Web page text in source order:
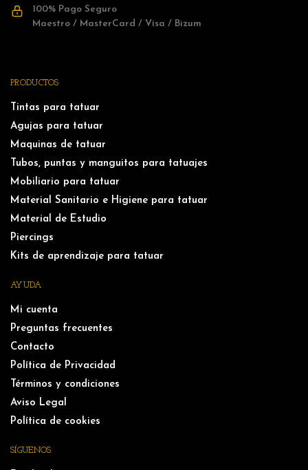
100% Pago Seguro
Maestro / MasterCard / Visa / Bizum
PRODUCTOS
Tintas para tatuar
Agujas para tatuar
Maquinas de tatuar
Tubos, puntas y manguitos para tatuajes
Mobiliario para tatuar
Material Sanitario e Higiene para tatuar
Material de Estudio
Piercings
Kits de aprendizaje para tatuar
AYUDA
Mi cuenta
Preguntas frecuentes
Contacto
Política de Privacidad
Términos y condiciones
Aviso Legal
Política de cookies
SÍGUENOS